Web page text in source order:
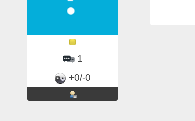
1
+0/-0